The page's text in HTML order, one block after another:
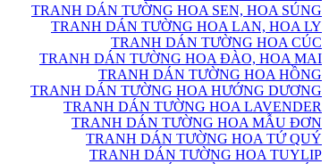
TRANH DÁN TƯỜNG HOA SEN, HOA SÚNG
TRANH DÁN TƯỜNG HOA LAN, HOA LY
TRANH DÁN TƯỜNG HOA CÚC
TRANH DÁN TƯỜNG HOA ĐÀO, HOA MAI
TRANH DÁN TƯỜNG HOA HỒNG
TRANH DÁN TƯỜNG HOA HƯỚNG DƯƠNG
TRANH DÁN TƯỜNG HOA LAVENDER
TRANH DÁN TƯỜNG HOA MẪU ĐƠN
TRANH DÁN TƯỜNG HOA TỨ QUÝ
TRANH DÁN TƯỜNG HOA TUYLIP